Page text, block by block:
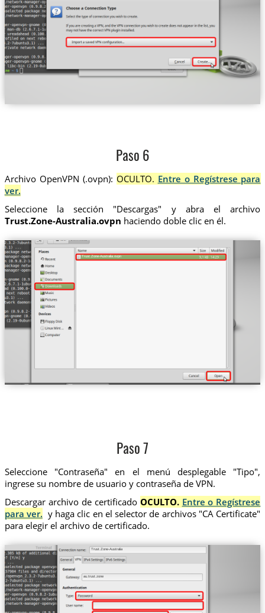
Paso 6
Archivo OpenVPN (.ovpn): OCULTO. Entre o Regístrese para
ver.
Seleccione la sección "Descargas" y abra el archivo
Trust.Zone-Australia.ovpn haciendo doble clic en él.
Trust.Zone-Australia.ovpn
Paso 7
Seleccione "Contraseña" en el menú desplegable "Tipo",
ingrese su nombre de usuario y contraseña de VPN.
Descargar archivo de certificado OCULTO. Entre o Regístrese
para ver. y haga clic en el selector de archivos "CA Certificate"
para elegir el archivo de certificado.
Trust.Zone-Australia
au.trust.zone